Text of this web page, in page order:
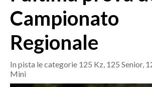
GALLURA
NUORO E PROVINCIA
OGLIASTRA
CRONACA
Campionato
Regionale
In pista le categorie 125 Kz, 125 Senior,
Mini